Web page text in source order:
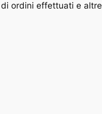
ordini effettuati e altre